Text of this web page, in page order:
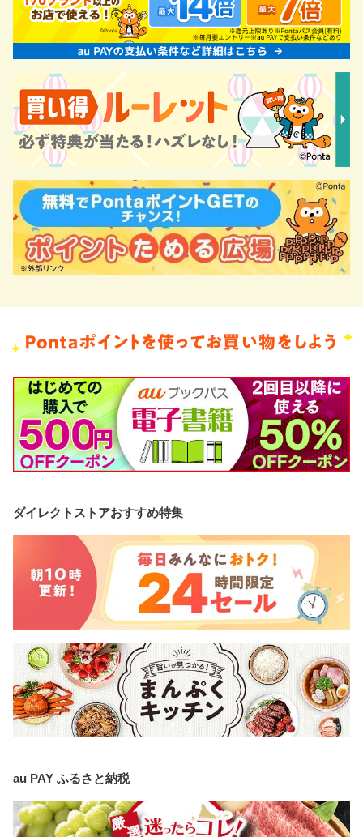
ダイレクトストアおすすめ特集
au PAY ふるさと納税